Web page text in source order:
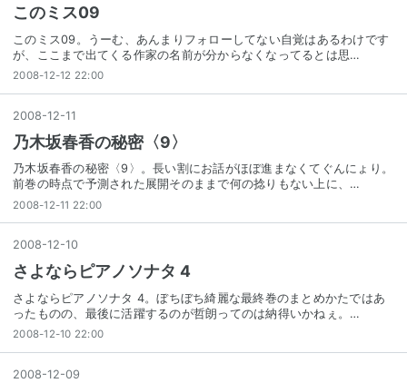
このミス09
このミス09。うーむ、あんまりフォローしてない自覚はあるわけです
が、ここまで出てくる作家の名前が分からなくなってるとは思…
2008-12-12 22:00
2008-12-11
乃木坂春香の秘密〈9〉
乃木坂春香の秘密〈9〉。長い割にお話がほぼ進まなくてぐんにょり。
前巻の時点で予測された展開そのままで何の捻りもない上に、…
2008-12-11 22:00
2008-12-10
さよならピアノソナタ 4
さよならピアノソナタ 4。ぼちぼち綺麗な最終巻のまとめかたではあ
ったものの、最後に活躍するのが哲朗ってのは納得いかねぇ。…
2008-12-10 22:00
2008-12-09